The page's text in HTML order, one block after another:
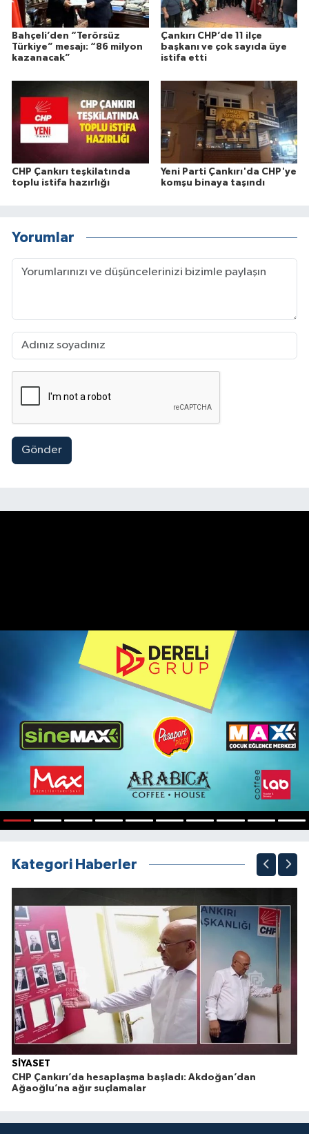
Bahçeli’den “Terörsüz
Türkiye” mesajı: “86 milyon
kazanacak”
Çankırı CHP’de 11 ilçe
başkanı ve çok sayıda üye
istifa etti
CHP Çankırı teşkilatında
toplu istifa hazırlığı
Yeni Parti Çankırı'da CHP'ye
komşu binaya taşındı
Yorumlar
Gönder
Kategori Haberler
SİYASET
CHP Çankırı’da hesaplaşma başladı: Akdoğan’dan
Ağaoğlu’na ağır suçlamalar